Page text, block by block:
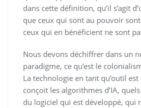
dans cette définition, qu’il s’agit
que ceux qui sont au pouvoir
ceux qui en bénéficient ne sont
Nous devons déchiffrer dans un
paradigme, ce qu’est le
La technologie en tant qu’outil
conçoit les algorithmes d’IA,
du logiciel qui est développé, qui